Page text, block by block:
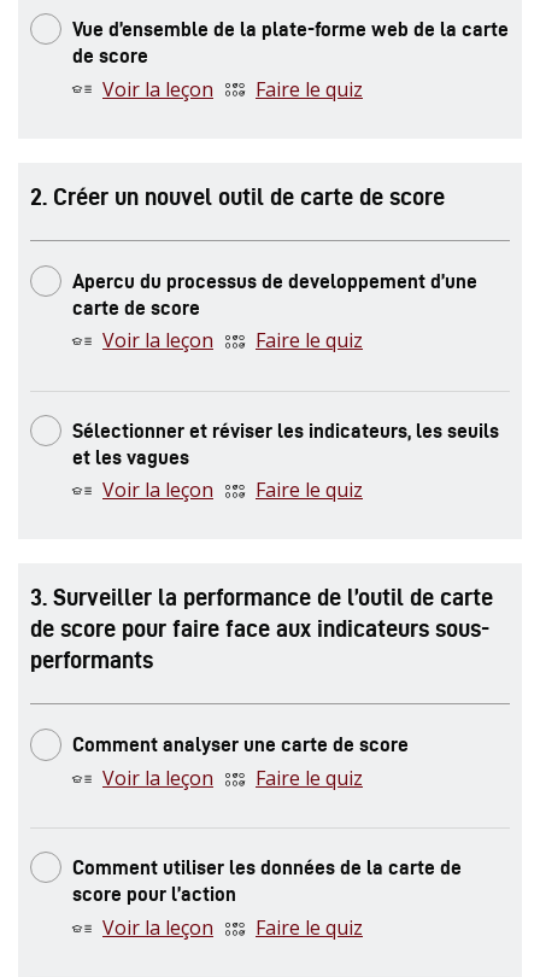
Vue d’ensemble de la plate-forme web de la carte
de score
Voir la leçon Faire le quiz
. Créer un nouvel outil de carte de score
Apercu du processus de developpement d’une
carte de score
Voir la leçon Faire le quiz
Sélectionner et réviser les indicateurs, les seuils
et les vagues
Voir la leçon Faire le quiz
. Surveiller la performance de l’outil de carte
de score pour faire face aux indicateurs sous-
performants
Comment analyser une carte de score
Voir la leçon Faire le quiz
Comment utiliser les données de la carte de
score pour l’action
Voir la leçon Faire le quiz